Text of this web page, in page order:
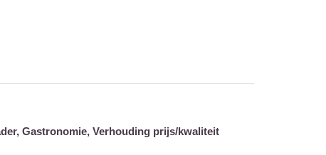
Gastronomie, Verhouding prijs/kwaliteit